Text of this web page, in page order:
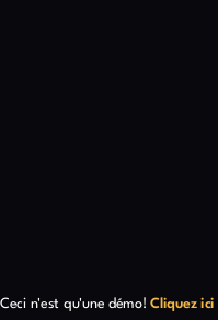
Ceci n'est qu'une démo! Cliquez ici